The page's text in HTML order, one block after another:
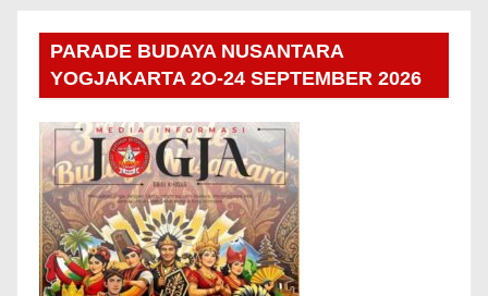
PARADE BUDAYA NUSANTARA
YOGJAKARTA 2O-24 SEPTEMBER 2026